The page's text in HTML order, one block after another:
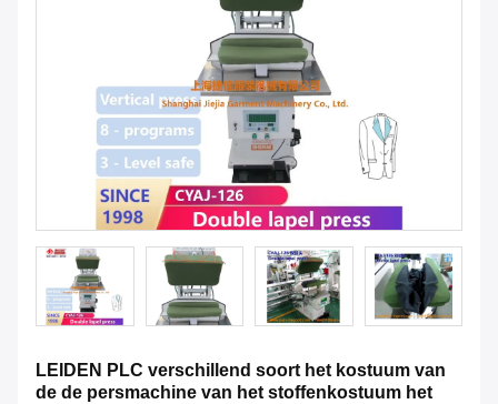
LEIDEN PLC verschillend soort het kostuum van
de de persmachine van het stoffenkostuum het